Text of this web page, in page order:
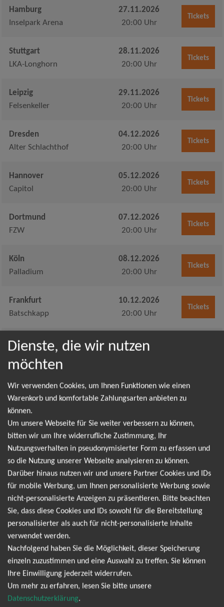
Hamburg
Inselpark Arena
27.11.2026
20:00 Uhr
Tickets
Stuttgart
LKA-Longhorn
28.11.2026
20:00 Uhr
Tickets
Leipzig
Felsenkeller
29.11.2026
20:00 Uhr
Tickets
Dresden
Alter Schlachthof
04.12.2026
20:00 Uhr
Tickets
Hannover
Capitol
05.12.2026
20:00 Uhr
Tickets
Dortmund
FZW
07.12.2026
20:00 Uhr
Tickets
Köln
Palladium
08.12.2026
20:00 Uhr
Tickets
Frankfurt
Batschkapp
10.12.2026
20:00 Uhr
Tickets
München
11.12.2026
Berlin
Uber Eats Music Hall
12.12.2026
20:00 Uhr
Tickets
ELIF
ELIF ist eine junge, aufstrebende Singer-Songwriterin, die mit
ihrer unverwechselbaren Stimme und ihren berührenden
Texten das Publikum begeistert. Ihre Lieder sind voller
Emotionen und erzählen von Liebe, Freundschaft und dem
Leben an sich. Mit ihrer Musik schafft sie es, ihre Zuhörer auf
eine Reise in ihre Welt mitzunehmen und sie in ihren Bann zu
ziehen. Sei dabei, wenn sie ihre bekannten Hits wie "Nur ein
Wort" oder "Doppelleben" singt und dich mit ihrer Stimme
verzaubert. ELIFs Konzerte sind ein absolutes Highlight für
jeden Musikliebhaber. Ihre Auftritte sind emotional und
mitreißend und bieten eine unvergleichliche Atmosphäre. Ihre
Stimme, begleitet von einer Live-Band, wird dich in eine
andere Welt entführen und für Gänsehaut sorgen. Also zögere
Dienste, die wir nutzen
möchten
Wir verwenden Cookies, um Ihnen Funktionen wie einen
Warenkorb und komfortable Zahlungsarten anbieten zu
können.
Um unsere Webseite für Sie weiter verbessern zu können,
bitten wir um Ihre widerrufliche Zustimmung, Ihr
Nutzungsverhalten in pseudonymisierter Form zu erfassen und
so die Nutzung unserer Webseite analysieren zu können.
Darüber hinaus nutzen wir und unsere Partner Cookies und IDs
für mobile Werbung, um Ihnen personalisierte Werbung sowie
nicht-personalisierte Anzeigen zu präsentieren. Bitte beachten
Sie, dass diese Cookies und IDs sowohl für die Bereitstellung
personalisierter als auch für nicht-personalisierte Inhalte
verwendet werden.
Nachfolgend haben Sie die Möglichkeit, dieser Speicherung
einzeln zuzustimmen und eine Auswahl zu treffen. Sie können
Ihre Einwilligung jederzeit widerrufen.
Um mehr zu erfahren, lesen Sie bitte unsere
Datenschutzerklärung.